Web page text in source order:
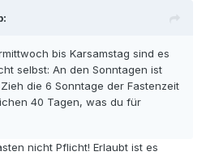
bis Karsamstag sind es
selbst: An den Sonntagen ist
die 6 Sonntage der Fastenzeit
40 Tagen, was du für
nicht Pflicht! Erlaubt ist es